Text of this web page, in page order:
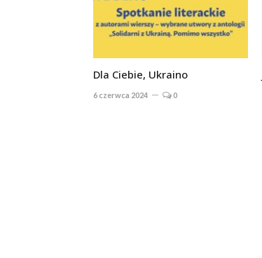
Dla Ciebie, Ukraino
6 czerwca 2024 0